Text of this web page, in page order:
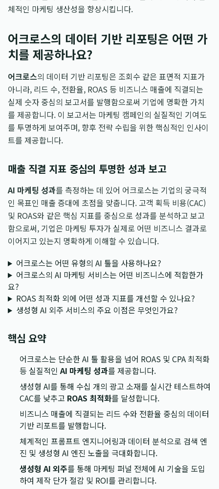
체적인 마케팅 생산성을 향상시킵니다.
어크로스의 데이터 기반 리포팅은 어떤 가
치를 제공하나요?
어크로스의 데이터 기반 리포팅은 조회수 같은 표면적 지표가
아니라, 리드 수, 전환율, ROAS 등 비즈니스 매출에 직결되는
실제 숫자 중심의 보고서를 발행함으로써 기업에 명확한 가치
를 제공합니다. 이 보고서는 마케팅 캠페인의 실질적인 기여도
를 투명하게 보여주며, 향후 전략 수립을 위한 핵심적인 인사이
트를 제공합니다.
매출 직결 지표 중심의 투명한 성과 보고
AI 마케팅 성과를 측정하는 데 있어 어크로스는 기업의 궁극적
인 목표인 매출 증대에 초점을 맞춥니다. 고객 획득 비용(CAC)
및 ROAS와 같은 핵심 지표를 중심으로 성과를 분석하고 보고
함으로써, 기업은 마케팅 투자가 실제로 어떤 비즈니스 결과로
이어지고 있는지 명확하게 이해할 수 있습니다.
어크로스는 어떤 유형의 AI 툴을 사용하나요?
어크로스의 AI 마케팅 서비스는 어떤 비즈니스에 적합한가
요?
ROAS 최적화 외에 어떤 성과 지표를 개선할 수 있나요?
생성형 AI 외주 서비스의 주요 이점은 무엇인가요?
핵심 요약
어크로스는 단순한 AI 툴 활용을 넘어 ROAS 및 CPA 최적화
등 실질적인AI 마케팅 성과를 제공합니다.
생성형 AI를 통해 수십 개의 광고 소재를 실시간 테스트하여
CAC를 낮추고 ROAS 최적화를 달성합니다.
비즈니스 매출에 직결되는 리드 수와 전환율 중심의 데이터
기반 리포트를 발행합니다.
체계적인 프롬프트 엔지니어링과 데이터 분석으로 검색 엔
진 및 생성형 AI 엔진 노출을 극대화합니다.
생성형 AI 외주를 통해 마케팅 퍼널 전체에 AI 기술을 도입
하여 제작 단가 절감 및 ROI를 관리합니다.